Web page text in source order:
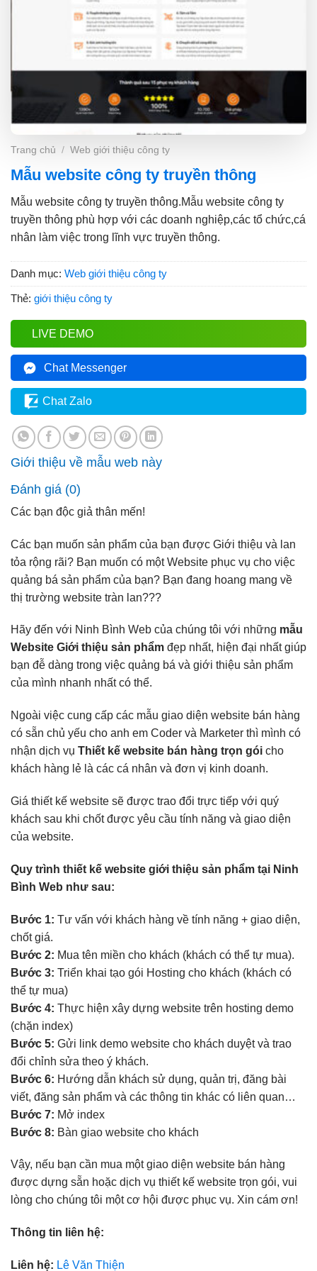
Trang chủ / Web giới thiệu công ty
Mẫu website công ty truyền thông
Mẫu website công ty truyền thông.Mẫu website công ty
truyền thông phù hợp với các doanh nghiệp,các tổ chức,cá
nhân làm việc trong lĩnh vực truyền thông.
Danh mục: Web giới thiệu công ty
Thẻ: giới thiệu công ty
LIVE DEMO
Chat Messenger
Chat Zalo
Giới thiệu về mẫu web này
Đánh giá (0)
Các bạn độc giả thân mến!
Các bạn muốn sản phẩm của bạn được Giới thiệu và lan
tỏa rộng rãi? Bạn muốn có một Website phục vụ cho việc
quảng bá sản phẩm của bạn? Bạn đang hoang mang về
thị trường website tràn lan???
Hãy đến với Ninh Bình Web của chúng tôi với những mẫu
Website Giới thiệu sản phẩm đẹp nhất, hiện đại nhất giúp
bạn đễ dàng trong việc quảng bá và giới thiệu sản phẩm
của mình nhanh nhất có thể.
Ngoài việc cung cấp các mẫu giao diện website bán hàng
có sẵn chủ yếu cho anh em Coder và Marketer thì mình có
nhận dịch vụ Thiết kế website bán hàng trọn gói cho
khách hàng lẻ là các cá nhân và đơn vị kinh doanh.
Giá thiết kế website sẽ được trao đổi trực tiếp với quý
khách sau khi chốt được yêu cầu tính năng và giao diện
của website.
Quy trình thiết kế website giới thiệu sản phẩm tại Ninh
Bình Web như sau:
Bước 1: Tư vấn với khách hàng về tính năng + giao diện,
chốt giá.
Bước 2: Mua tên miền cho khách (khách có thể tự mua).
Bước 3: Triển khai tạo gói Hosting cho khách (khách có
thể tự mua)
Bước 4: Thực hiện xây dựng website trên hosting demo
(chặn index)
Bước 5: Gửi link demo website cho khách duyệt và trao
đổi chỉnh sửa theo ý khách.
Bước 6: Hướng dẫn khách sử dụng, quản trị, đăng bài
viết, đăng sản phẩm và các thông tin khác có liên quan…
Bước 7: Mở index
Bước 8: Bàn giao website cho khách
Vậy, nếu bạn cần mua một giao diện website bán hàng
được dựng sẵn hoặc dịch vụ thiết kế website trọn gói, vui
lòng cho chúng tôi một cơ hội được phục vụ. Xin cám ơn!
Thông tin liên hệ:
Liên hệ: Lê Văn Thiện